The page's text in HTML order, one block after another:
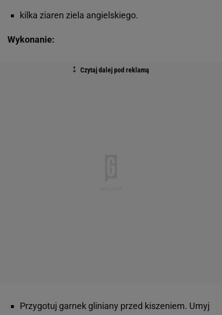
kilka ziaren ziela angielskiego.
Wykonanie:
Przygotuj garnek gliniany przed kiszeniem. Umyj